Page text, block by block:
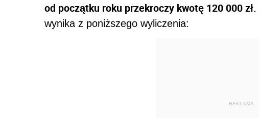
od początku roku przekroczy kwotę 120 000 zł.
wynika z poniższego wyliczenia:
REKLAMA